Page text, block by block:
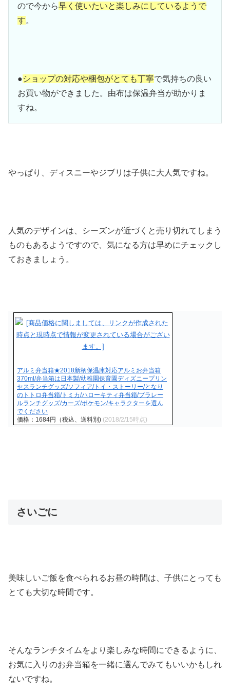
ので今から早く使いたいと楽しみにしているようで
す。
●ショップの対応や梱包がとても丁寧で気持ちの良い
お買い物ができました。由布は保温弁当が助かりま
すね。
やっぱり、ディスニーやジブリは子供に大人気ですね。
人気のデザインは、シーズンが近づくと売り切れてしまう
ものもあるようですので、気になる方は早めにチェックし
ておきましょう。
アルミ弁当箱★2018新柄保温庫対応アルミお弁当箱
370ml/弁当箱は日本製/幼稚園保育園ディズニープリン
セスランチグッズ/ソフィア/トイ・ストーリー/となり
のトトロ弁当箱/トミカ/ハローキティ弁当箱/プラレー
ルランチグッズ/カーズ/ポケモン/キャラクターを選ん
でください
価格：1684円（税込、送料別) (2018/2/15時点)
さいごに
美味しいご飯を食べられるお昼の時間は、子供にとっても
とても大切な時間です。
そんなランチタイムをより楽しみな時間にできるように、
お気に入りのお弁当箱を一緒に選んでみてもいいかもしれ
ないですね。